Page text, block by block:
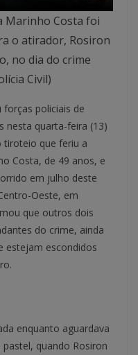
Marinho Costa foi
o atirador, Rosiron
no dia do crime
Civil)
policiais de
nesta quarta-feira (13)
tiroteio que feriu a
Costa, de 49 anos, e
em julho deste
Oeste, em
que outros dois
do crime, ainda
estejam escondidos
enquanto aguardava
quando Rosiron